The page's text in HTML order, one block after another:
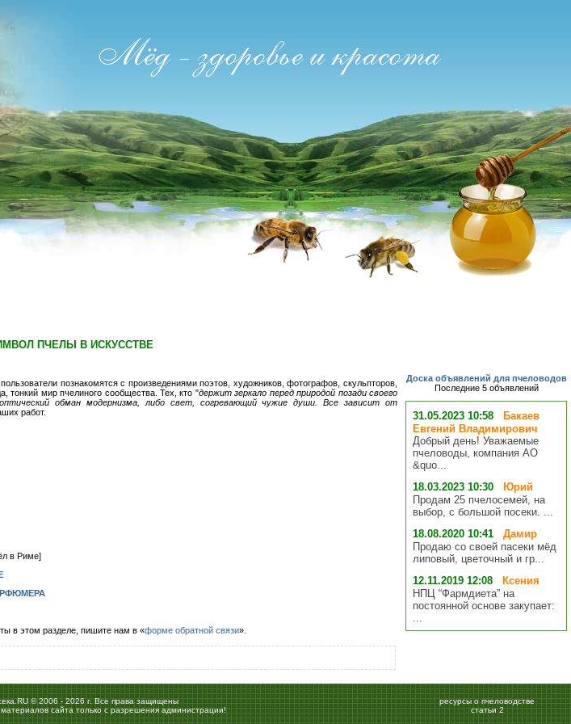
ПЧЕЛЫ В ИСКУССТВЕ
познакомятся с произведениями поэтов, художников, фотографов, скульпторов,
тонкий мир пчелиного сообщества. Тех, кто "держит зеркало перед природой позади своего
обман модернизма, либо свет, согревающий чужие души. Все зависит от
работ.
в Риме]
в этом разделе, пишите нам в «форме обратной связи».
Доска объявлений для пчеловодов
Последние 5 объявлений
31.05.2023 10:58
Бакаев
Евгений Владимирович
Добрый день! Уважаемые
пчеловоды, компания АО
&quo...
18.03.2023 10:30
Юрий
Продам 25 пчелосемей, на
выбор, с большой посеки. ...
18.08.2020 10:41
Дамир
Продаю со своей пасеки мёд
липовый, цветочный и гр...
12.11.2019 12:08
Ксения
НПЦ “Фармдиета” на
постоянной основе закупает:
...
© 2006 - 2026 г. Все права защищены
сайта только с разрешения администрации!
ресурсы о пчеловодстве
статьи 2